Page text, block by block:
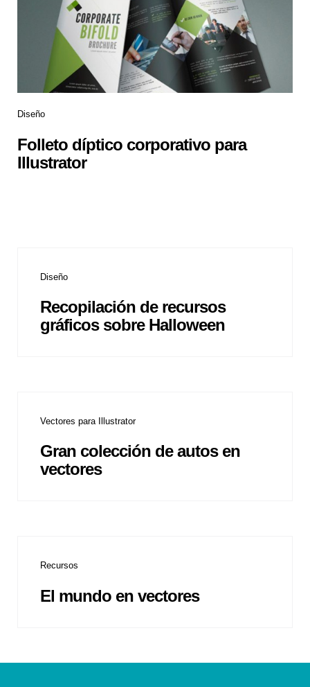
Diseño
Folleto díptico corporativo para
Illustrator
Diseño
Recopilación de recursos
gráficos sobre Halloween
Vectores para Illustrator
Gran colección de autos en
vectores
Recursos
El mundo en vectores